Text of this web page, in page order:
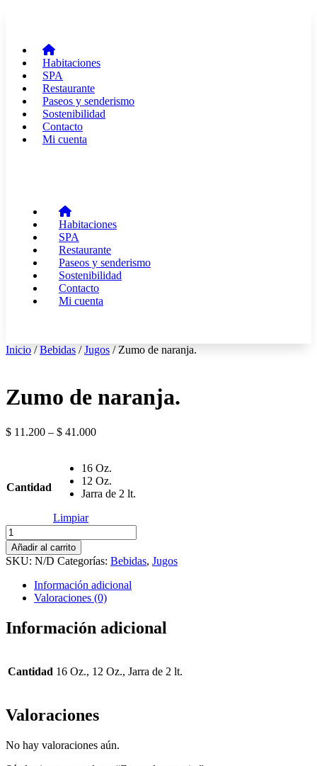
Habitaciones
SPA
Restaurante
Paseos y senderismo
Sostenibilidad
Contacto
Mi cuenta
Habitaciones
SPA
Restaurante
Paseos y senderismo
Sostenibilidad
Contacto
Mi cuenta
Inicio /Bebidas /Jugos / Zumo de naranja.
Zumo de naranja.
$ 11.200 – $ 41.000
Cantidad
16 Oz.
12 Oz.
Jarra de 2 lt.
Limpiar
Zumo
de
naranja.
cantidad
Añadir al carrito
SKU: N/D Categorías: Bebidas, Jugos
Información adicional
Valoraciones (0)
Información adicional
Cantidad 16 Oz., 12 Oz., Jarra de 2 lt.
Valoraciones
No hay valoraciones aún.